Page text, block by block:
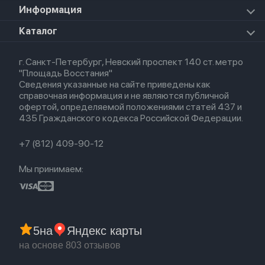
iPad Pro 11 M5 (2025)
Apple Watch Series 8
Apple Watch SE 2022
Airpods Pro
Airpods 3
Airpods (1-е)
EarPods
Apple TV
HomePod 2
Для iPhone
Для Macbook
Информация
О магазине
Политика конфиденциальности
Оплата и доставка
Партнерская программа
Гарантия
Обмен и возврат
Бонусы
Каталог
Новые поступления
Популярное
Акции
г. Санкт-Петербург, Невский проспект 140 ст. метро
"Площадь Восстания"
Сведения указанные на сайте приведены как
справочная информация и не являются публичной
офертой, определяемой положениями статей 437 и
435 Гражданского кодекса Российской Федерации.
+7 (812) 409-90-12
Мы принимаем:
5на Яндекс карты
на основе 803 отзывов